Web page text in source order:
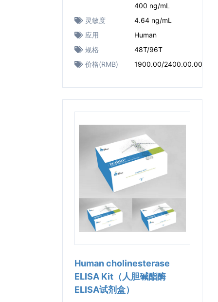
400 ng/mL
灵敏度
4.64 ng/mL
应用
Human
规格
48T/96T
价格(RMB)
1900.00/2400.00.00
Human cholinesterase
ELISA Kit（人胆碱酯酶
ELISA试剂盒）